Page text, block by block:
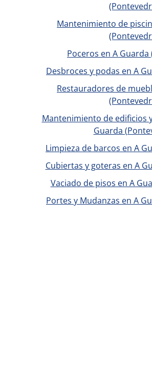
Mantenimiento de
Poceros en A
Desbroces y podas en A
Restauradores de
Mantenimiento de edificios
Guarda
Limpieza de barcos en A
Cubiertas y goteras en A
Vaciado de pisos en A
Portes y Mudanzas en A